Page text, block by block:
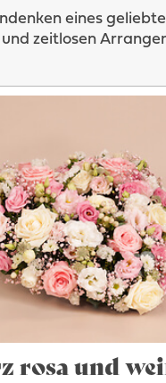
eines
zeitlosen
rosa und